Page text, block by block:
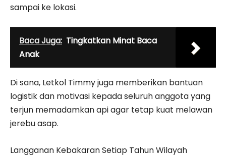
sampai ke lokasi.
Baca Juga: Tingkatkan Minat Baca
Anak
Di sana, Letkol Timmy juga memberikan bantuan
logistik dan motivasi kepada seluruh anggota yang
terjun memadamkan api agar tetap kuat melawan
jerebu asap.
Langganan Kebakaran Setiap Tahun Wilayah